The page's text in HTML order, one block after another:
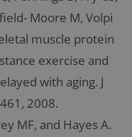
Moore M, Volpi
muscle protein
exercise and
with aging. J
2008.
MF, and Hayes A.